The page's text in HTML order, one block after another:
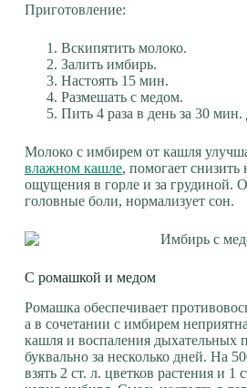
Приготовление:
Вскипятить молоко.
Залить имбирь.
Настоять 15 мин.
Размешать с медом.
Пить 4 раза в день за 30
Молоко с имбирем от кашля
влажном кашле, помогает снизить
ощущения в горле и за грудиной.
головные боли, нормализует сон.
С ромашкой и медом
Ромашка обеспечивает
а в сочетании с имбирем
кашля и воспаления дыхательных
буквально за несколько дней. На
взять 2 ст. л. цветков растения и 1